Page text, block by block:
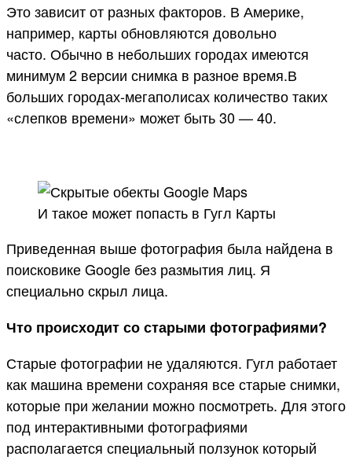
Это зависит от разных факторов. В Америке,
например, карты обновляются довольно
часто. Обычно в небольших городах имеются
минимум 2 версии снимка в разное время.В
больших городах-мегаполисах количество таких
«слепков времени» может быть 30 — 40.
И такое может попасть в Гугл Карты
Приведенная выше фотография была найдена в
поисковике Google без размытия лиц. Я
специально скрыл лица.
Что происходит со старыми фотографиями?
Старые фотографии не удаляются. Гугл работает
как машина времени сохраняя все старые снимки,
которые при желании можно посмотреть. Для этого
под интерактивными фотографиями
располагается специальный ползунок который